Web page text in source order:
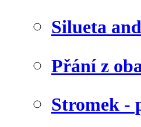
Silueta
Přání z
Stromek -